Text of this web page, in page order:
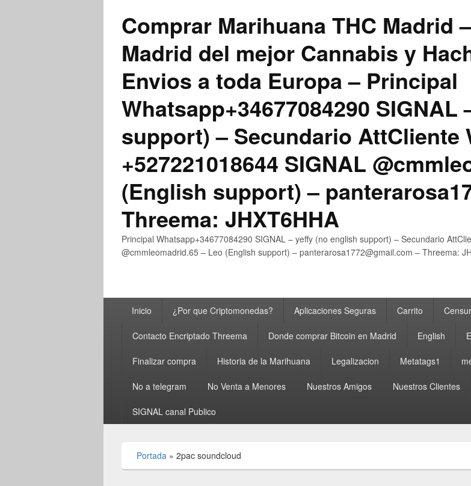
Comprar Marihuana THC Madrid
Madrid del mejor Cannabis y
Envios a toda Europa – Principal
Whatsapp+34677084290
support) – Secundario AttCliente
+527221018644 SIGNAL
(English support) –
Threema: JHXT6HHA
Principal Whatsapp+34677084290 SIGNAL – yeffy (no english support) – Secundario
@cmmleomadrid.65 – Leo (English support) – panterarosa1772@gmail.com – Threema:
principalInicio ¿Por que Criptomonedas? Aplicaciones Seguras Carrito
Contacto Encriptado Threema Donde comprar Bitcoin en Madrid English
Finalizar compra Historia de la Marihuana Legalizacion Metatags1
No a telegram No Venta a Menores Nuestros Amigos Nuestros Clientes
SIGNAL canal Publico
Portada » 2pac soundcloud